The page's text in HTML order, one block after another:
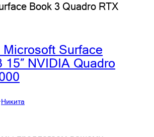
Book 3 Quadro RTX
Surface
15″ NVIDIA Quadro
·Никита